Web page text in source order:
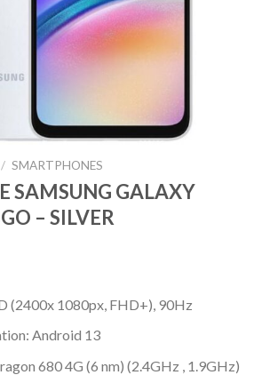
/ SMARTPHONES
SAMSUNG GALAXY
– SILVER
(2400x 1080px, FHD+), 90Hz
Android 13
680 4G (6 nm) (2.4GHz , 1.9GHz)